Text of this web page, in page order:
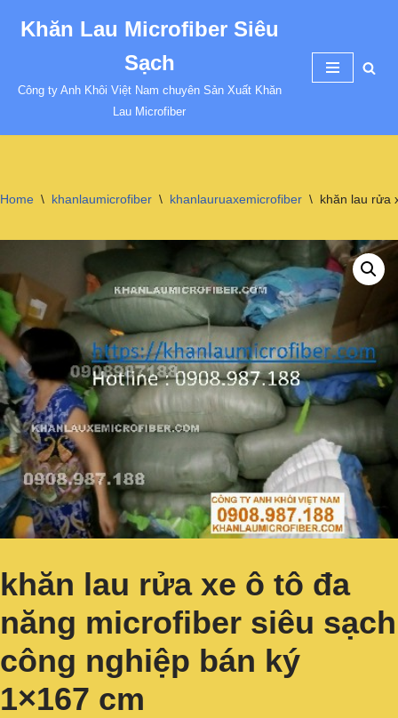
nội
Khăn Lau Microfiber Siêu
Sạch
Công ty Anh Khôi Việt Nam chuyên Sản Xuất Khăn
Lau Microfiber
Home \ khanlaumicrofiber \ khanlauruaxemicrofiber \ khăn lau rửa
khăn lau rửa xe ô tô đa
năng microfiber siêu sạch
công nghiệp bán ký
1×167 cm